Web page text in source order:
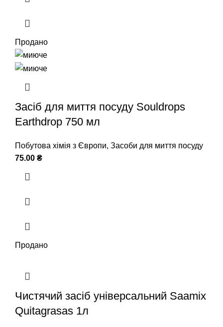
Продано
Засіб для миття посуду Souldrops
Earthdrop 750 мл
Побутова хімія з Європи, Засоби для миття посуду
75.00 ₴
Продано
Чистячий засіб універсальний Saamix
Quitagrasas 1л